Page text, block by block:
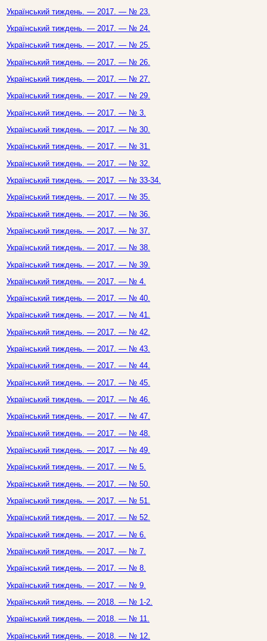
Український тиждень. — 2017. — № 23.
Український тиждень. — 2017. — № 24.
Український тиждень. — 2017. — № 25.
Український тиждень. — 2017. — № 26.
Український тиждень. — 2017. — № 27.
Український тиждень. — 2017. — № 29.
Український тиждень. — 2017. — № 3.
Український тиждень. — 2017. — № 30.
Український тиждень. — 2017. — № 31.
Український тиждень. — 2017. — № 32.
Український тиждень. — 2017. — № 33-34.
Український тиждень. — 2017. — № 35.
Український тиждень. — 2017. — № 36.
Український тиждень. — 2017. — № 37.
Український тиждень. — 2017. — № 38.
Український тиждень. — 2017. — № 39.
Український тиждень. — 2017. — № 4.
Український тиждень. — 2017. — № 40.
Український тиждень. — 2017. — № 41.
Український тиждень. — 2017. — № 42.
Український тиждень. — 2017. — № 43.
Український тиждень. — 2017. — № 44.
Український тиждень. — 2017. — № 45.
Український тиждень. — 2017. — № 46.
Український тиждень. — 2017. — № 47.
Український тиждень. — 2017. — № 48.
Український тиждень. — 2017. — № 49.
Український тиждень. — 2017. — № 5.
Український тиждень. — 2017. — № 50.
Український тиждень. — 2017. — № 51.
Український тиждень. — 2017. — № 52.
Український тиждень. — 2017. — № 6.
Український тиждень. — 2017. — № 7.
Український тиждень. — 2017. — № 8.
Український тиждень. — 2017. — № 9.
Український тиждень. — 2018. — № 1-2.
Український тиждень. — 2018. — № 11.
Український тиждень. — 2018. — № 12.